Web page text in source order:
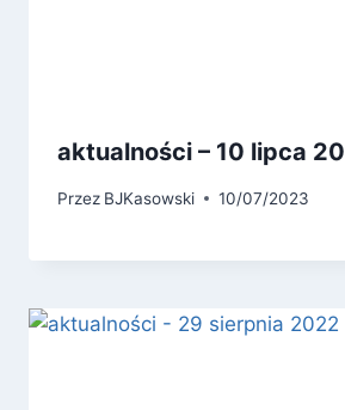
aktualności – 10 lipca
Przez BJKasowski 10/07/2023